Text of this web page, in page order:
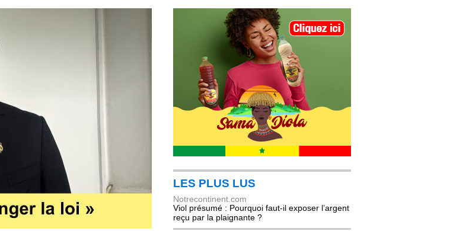
LES PLUS LUS
Notrecontinent.com
Viol présumé : Pourquoi faut-il exposer l’argent
reçu par la plaignante ?